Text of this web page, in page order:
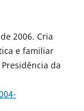
2006. Cria
e familiar
da